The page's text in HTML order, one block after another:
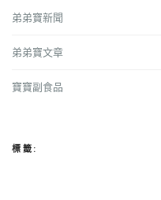
弟弟寶新聞
弟弟寶文章
寶寶副食品
標籤: